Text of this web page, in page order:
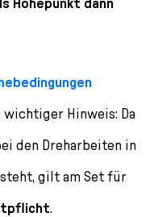
Hinweis: Da
den Dreharbeiten in
gilt am Set für
.